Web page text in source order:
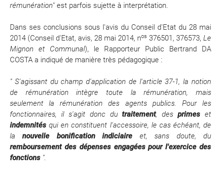
rémunération" est parfois sujette à interprétation.
Dans ses conclusions sous l'avis du Conseil d'Etat du 28 mai
2014 (Conseil d'Etat, avis, 28 mai 2014, nos 376501, 376573, Le
Mignon et Communal), le Rapporteur Public Bertrand DA
COSTA a indiqué de manière très pédagogique :
" S'agissant du champ d'application de l'article 37-1, la notion
de rémunération intègre toute la rémunération, mais
seulement la rémunération des agents publics. Pour les
fonctionnaires, il s'agit donc dutraitement, desprimes et
indemnitésqui en constituent l'accessoire, le cas échéant, de
lanouvelle bonification indiciaire et, sans doute, du
remboursement des dépenses engagées pour l'exercice des
fonctions ".